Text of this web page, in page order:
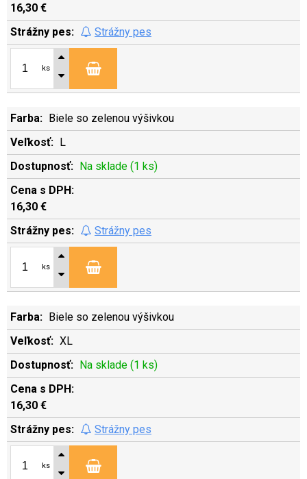
16,30 €
Strážny pes
ks
Biele so zelenou výšivkou
L
Na sklade (1 ks)
16,30 €
Strážny pes
ks
Biele so zelenou výšivkou
XL
Na sklade (1 ks)
16,30 €
Strážny pes
ks